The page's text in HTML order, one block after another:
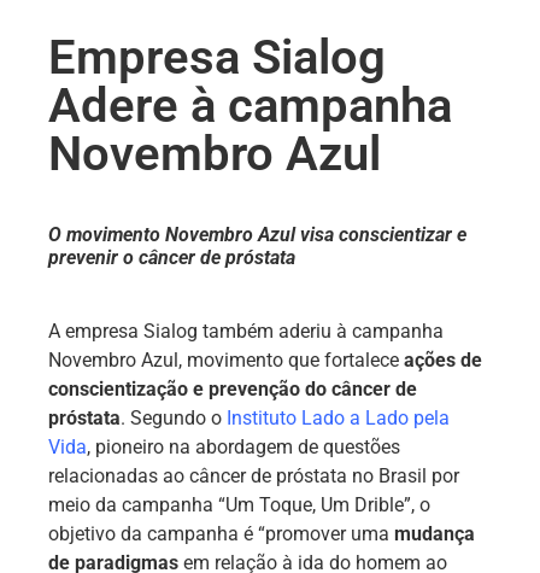
Empresa Sialog
Adere à campanha
Novembro Azul
O movimento Novembro Azul visa conscientizar e
prevenir o câncer de próstata
A empresa Sialog também aderiu à campanha
Novembro Azul, movimento que fortalece ações de
conscientização e prevenção do câncer de
próstata. Segundo o Instituto Lado a Lado pela
Vida, pioneiro na abordagem de questões
relacionadas ao câncer de próstata no Brasil por
meio da campanha “Um Toque, Um Drible”, o
objetivo da campanha é “promover uma mudança
de paradigmas em relação à ida do homem ao